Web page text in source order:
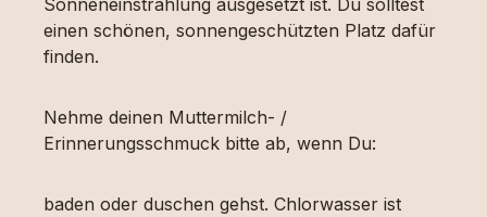
einen schönen, sonnengeschützten Platz dafür
finden.
Nehme deinen Muttermilch- /
Erinnerungsschmuck bitte ab, wenn Du:
baden oder duschen gehst. Chlorwasser ist